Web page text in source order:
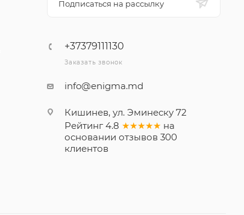
Подписаться на рассылку
+37379111130
Заказать звонок
info@enigma.md
Кишинев, ул. Эминеску 72
Рейтинг 4.8 ★★★★★ на
основании отзывов 300
клиентов